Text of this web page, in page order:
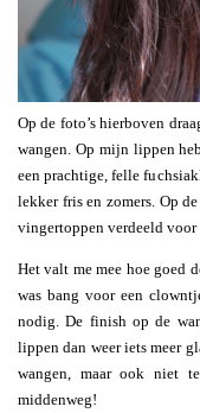
Op de foto’s hierboven
wangen. Op mijn lippen
een prachtige, felle
lekker fris en zomers. Op
vingertoppen verdeeld voor
Het valt me mee hoe goed
was bang voor een
nodig. De finish op de
lippen dan weer iets meer
wangen, maar ook niet
middenweg!